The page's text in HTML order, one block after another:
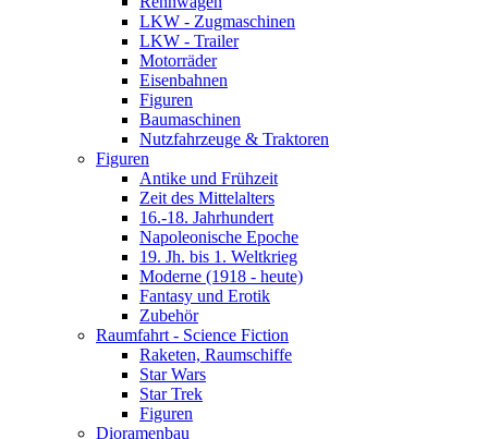
LKW - Zugmaschinen
LKW - Trailer
Motorräder
Eisenbahnen
Figuren
Baumaschinen
Nutzfahrzeuge & Traktoren
Figuren
Antike und Frühzeit
Zeit des Mittelalters
16.-18. Jahrhundert
Napoleonische Epoche
19. Jh. bis 1. Weltkrieg
Moderne (1918 - heute)
Fantasy und Erotik
Zubehör
Raumfahrt - Science Fiction
Raketen, Raumschiffe
Star Wars
Star Trek
Figuren
Dioramenbau